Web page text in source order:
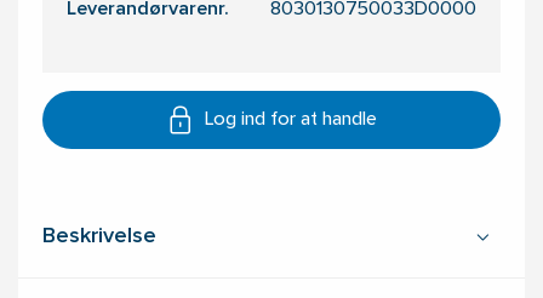
Leverandørvarenr.
8030130750033D0000
Log ind for at handle
Beskrivelse